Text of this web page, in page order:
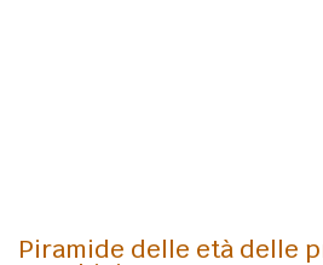
Piramide delle età delle